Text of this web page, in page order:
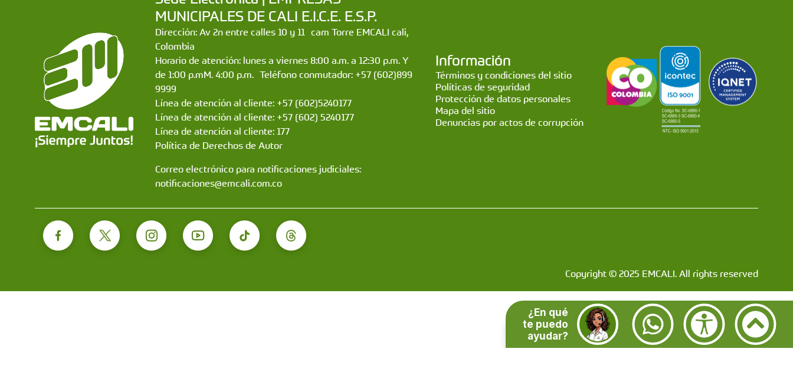
¿En qué
te puedo
ayudar?
MUNICIPALES DE CALI E.I.C.E. E.S.P.
Dirección: Av 2n entre calles 10 y 11 cam Torre EMCALI cali,
Colombia
Horario de atención: lunes a viernes 8:00 a.m. a 12:30 p.m. Y
de 1:00 p.mM. 4:00 p.m. Teléfono conmutador: +57 (602)899
9999
Línea de atención al cliente: +57 (602)5240177
Línea de atención al cliente: +57 (602) 5240177
Línea de atención al cliente: 177
Política de Derechos de Autor
Correo electrónico para notificaciones judiciales:
notificaciones@emcali.com.co
Información
Términos y condiciones del sitio
Políticas de seguridad
Protección de datos personales
Mapa del sitio
Denuncias por actos de corrupción
Copyright © 2025 EMCALI. All rights reserved